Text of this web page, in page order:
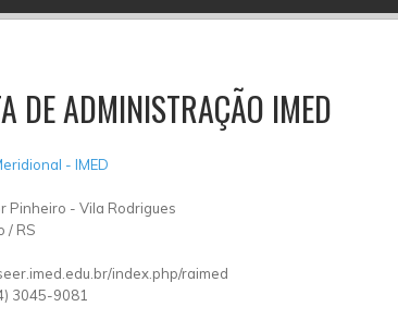
DE ADMINISTRAÇÃO IMED
- IMED
Pinheiro - Vila Rodrigues
/ RS
index.php/raimed
3045-9081